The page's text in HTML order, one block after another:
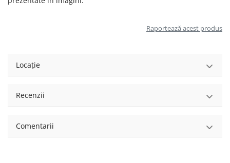
Raportează acest produs
Locație
Recenzii
Comentarii